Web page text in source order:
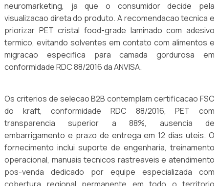
neuromarketing, ja que o consumidor decide pela
visualizacao direta do produto. A recomendacao tecnica e
priorizar PET cristal food-grade laminado com adesivo
termico, evitando solventes em contato com alimentos e
migracao especifica para camada gordurosa em
conformidade RDC 88/2016 da ANVISA.
Os criterios de selecao B2B contemplam certificacao FSC
do kraft, conformidade RDC 88/2016, PET com
transparencia superior a 88%, ausencia de
embarrigamento e prazo de entrega em 12 dias uteis. O
fornecimento inclui suporte de engenharia, treinamento
operacional, manuais tecnicos rastreaveis e atendimento
pos-venda dedicado por equipe especializada com